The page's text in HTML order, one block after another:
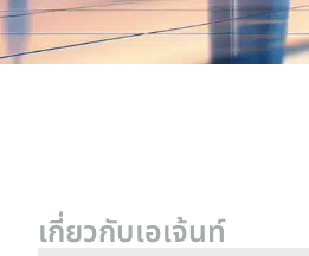
เกี่ยวกับเอเจ้นท์